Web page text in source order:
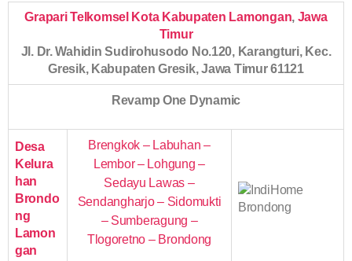
Grapari Telkomsel Kota Kabupaten Lamongan, Jawa
Timur
Jl. Dr. Wahidin Sudirohusodo No.120, Karangturi, Kec.
Gresik, Kabupaten Gresik, Jawa Timur 61121
Revamp One Dynamic
Desa
Kelura
han
Brondo
ng
Lamon
gan
Brengkok – Labuhan –
Lembor – Lohgung –
Sedayu Lawas –
Sendangharjo – Sidomukti
– Sumberagung –
Tlogoretno – Brondong